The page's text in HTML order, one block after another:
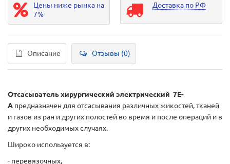
Цены ниже рынка на
7%
Доставка по РФ
Описание Отзывы (0)
Отсасыватель хирургический электрический 7Е-
А предназначен для отсасывания различных жикостей, тканей
и газов из ран и других полостей во время и после операций и в
других необходимых случаях.
Широко используется в:
- перевязочных,